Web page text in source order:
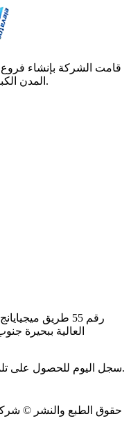
قامت الشركة بإنشاء فروع
المدن الكبرى حول العالم لتقديم خدمات شاملة.
رقم 55 طريق
العالية ببحيرة
سجل اليوم للحصول على تلميحات ونصائح وأحدث أخبار المنتجات.
حقوق الطبع والنشر ©